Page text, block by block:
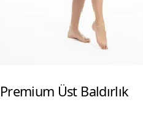
Premium Üst Baldırlık